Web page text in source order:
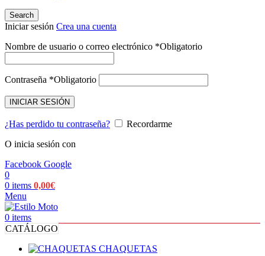
Search
Iniciar sesión Crea una cuenta
Nombre de usuario o correo electrónico *Obligatorio
Contraseña *Obligatorio
INICIAR SESIÓN
¿Has perdido tu contraseña?
Recordarme
O inicia sesión con
Facebook Google
0
0 items 0,00€
Menu
0 items
CATÁLOGO
CHAQUETAS